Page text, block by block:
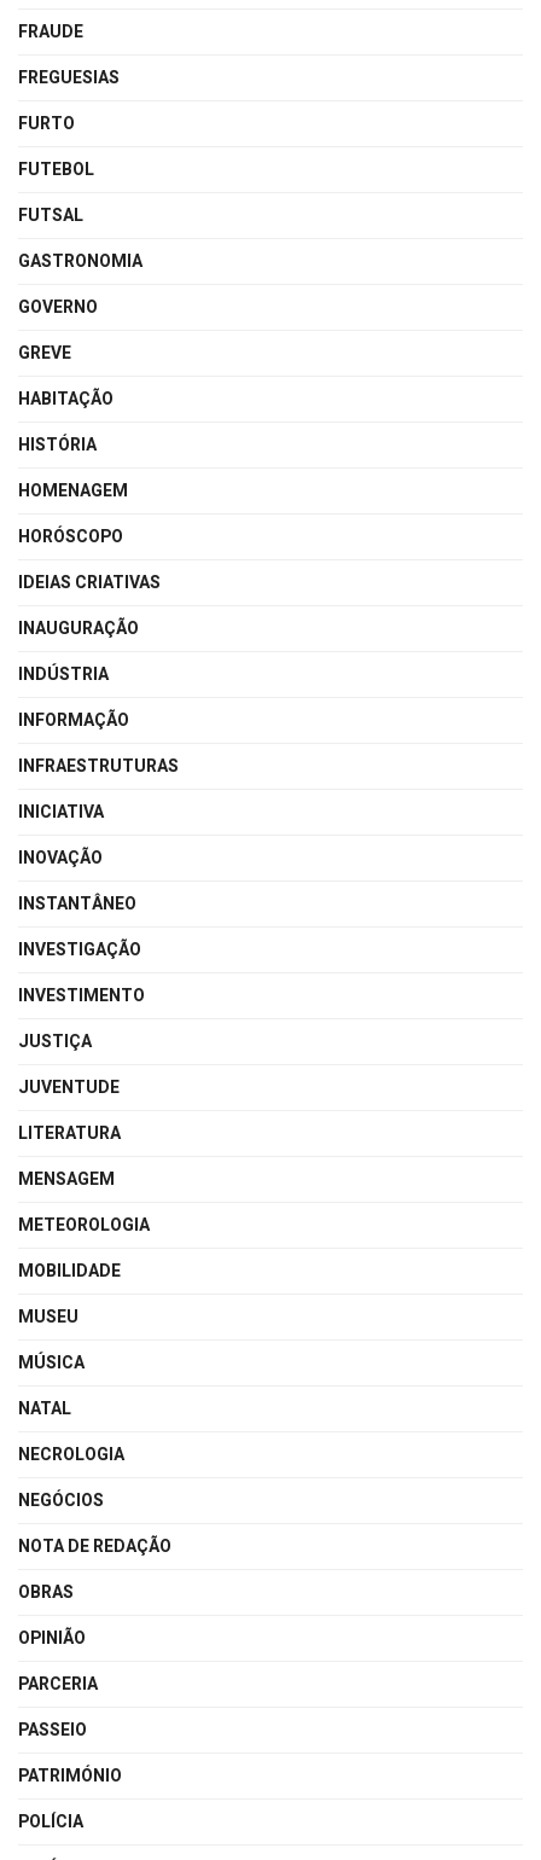
FRAUDE
FREGUESIAS
FURTO
FUTEBOL
FUTSAL
GASTRONOMIA
GOVERNO
GREVE
HABITAÇÃO
HISTÓRIA
HOMENAGEM
HORÓSCOPO
IDEIAS CRIATIVAS
INAUGURAÇÃO
INDÚSTRIA
INFORMAÇÃO
INFRAESTRUTURAS
INICIATIVA
INOVAÇÃO
INSTANTÂNEO
INVESTIGAÇÃO
INVESTIMENTO
JUSTIÇA
JUVENTUDE
LITERATURA
MENSAGEM
METEOROLOGIA
MOBILIDADE
MUSEU
MÚSICA
NATAL
NECROLOGIA
NEGÓCIOS
NOTA DE REDAÇÃO
OBRAS
OPINIÃO
PARCERIA
PASSEIO
PATRIMÓNIO
POLÍCIA